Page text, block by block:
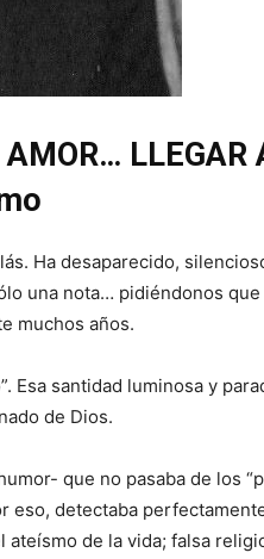
AMOR…
Ha desaparecido,
una nota… pidiéndonos
muchos años.
Esa santidad luminosa y
de Dios.
que no pasaba de los
eso, detectaba
de la vida; falsa